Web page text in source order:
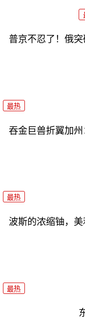
普京不忍了！俄突
最热
吞金巨兽折翼加
最热
波斯的浓缩铀，美
最热